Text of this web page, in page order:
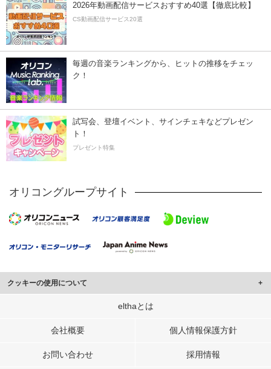
2026年動画配信サービスおすすめ40選【徹底比較】
CS動画配信サービス20選
毎週の音楽ランキングから、ヒットの推移をチェッ
ク！
試写会、登壇イベント、サインチェキなどプレゼン
ト！
プレゼント特集
オリコングループサイト
クッキーの使用について
このサイトでは Cookie を使用して、ユーザーに合わせたコンテンツや広告の
行っています。
メディアや広告配信、データ解析の各パートナーに提供しています。
elthaとは
会社概要 個人情報保護方針
お問い合わせ 採用情報